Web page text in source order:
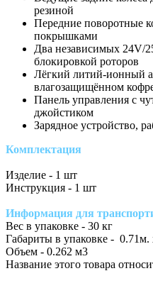
резиной
Передние поворотные
покрышками
Два независимых 24V/
блокировкой роторов
Лёгкий литий-ионный
влагозащищённом
Панель управления с
джойстиком
Зарядное устройство,
Комплектация
Изделие - 1 шт
Инструкция - 1 шт
Информация для
Вес в упаковке - 30 кг
Габариты в упаковке -
Объем - 0.262 м3
Название этого товара